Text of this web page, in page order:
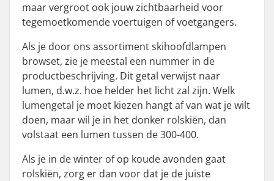
maar vergroot ook jouw zichtbaarheid voor
tegemoetkomende voertuigen of voetgangers.
Als je door ons assortiment skihoofdlampen
browset, zie je meestal een nummer in de
productbeschrijving. Dit getal verwijst naar
lumen, d.w.z. hoe helder het licht zal zijn. Welk
lumengetal je moet kiezen hangt af van wat je wilt
doen, maar wil je in het donker rolskiën, dan
volstaat een lumen tussen de 300-400.
Als je in de winter of op koude avonden gaat
rolskiën, zorg er dan voor dat je de juiste